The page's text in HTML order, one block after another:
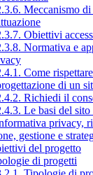
Meccanismo
Obiettivi
Normativa e
Come
di un
Richiedi il
Le basi del
privacy,
gestione e
del progetto
di progetti